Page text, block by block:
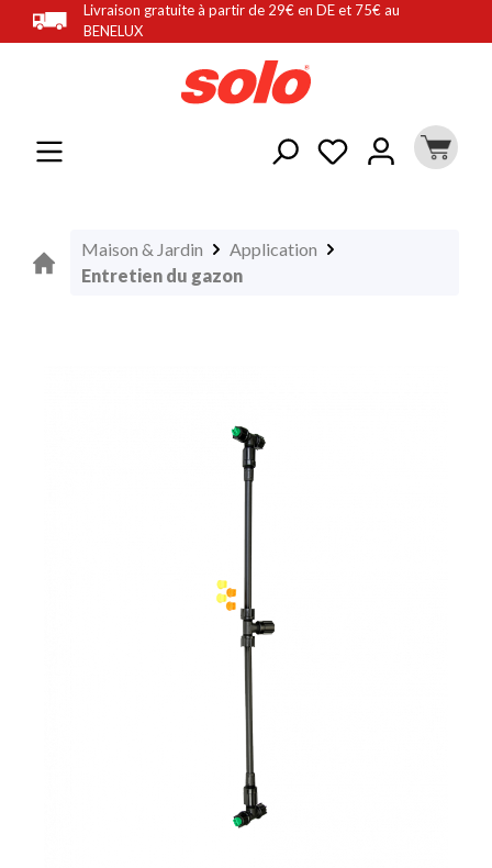
principal
Livraison gratuite à partir de 29€ en DE et 75€ au
BENELUX
Maison & Jardin
Application
Entretien du gazon